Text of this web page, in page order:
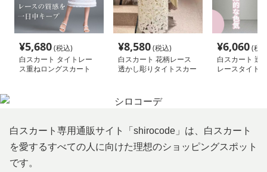
¥5,680(税込)
白スカート タイトレー
ス重ねロングスカート
¥8,580(税込)
白スカート 花柄レース
透かし彫りタイトスカー
¥6,060(税
白スカート 透
レースタイト
白スカート専用通販サイト「shirocode」は、白スカート
を愛するすべての人に向けた理想のショッピングスポット
です。